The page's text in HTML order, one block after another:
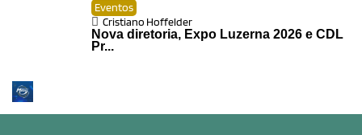
Eventos
Cristiano Hoffelder
Nova diretoria, Expo Luzerna 2026 e CDL
Pr...